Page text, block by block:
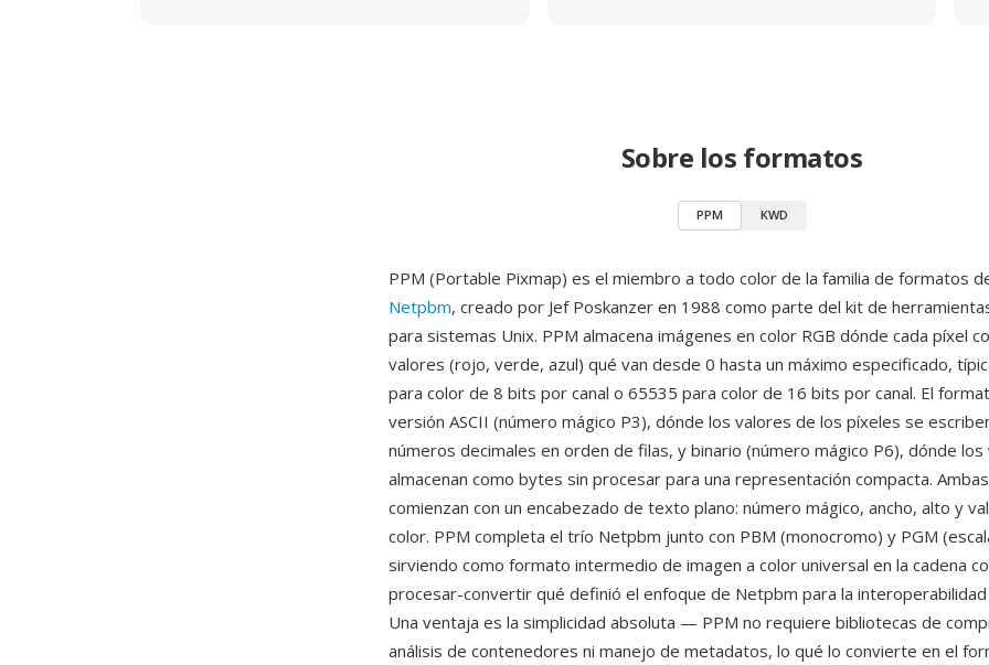
Sobre los formatos
PPM KWD
PPM (Portable Pixmap) es el miembro a todo color de la familia de formatos
Netpbm, creado por Jef Poskanzer en 1988 como parte del kit de
para sistemas Unix. PPM almacena imágenes en color RGB dónde cada píxel
valores (rojo, verde, azul) qué van desde 0 hasta un máximo especificado,
para color de 8 bits por canal o 65535 para color de 16 bits por canal. El
versión ASCII (número mágico P3), dónde los valores de los píxeles se
números decimales en orden de filas, y binario (número mágico P6), dónde
almacenan como bytes sin procesar para una representación compacta.
comienzan con un encabezado de texto plano: número mágico, ancho, alto y
color. PPM completa el trío Netpbm junto con PBM (monocromo) y PGM
sirviendo como formato intermedio de imagen a color universal en la cadena
procesar-convertir qué definió el enfoque de Netpbm para la
Una ventaja es la simplicidad absoluta — PPM no requiere bibliotecas de
análisis de contenedores ni manejo de metadatos, lo qué lo convierte en el